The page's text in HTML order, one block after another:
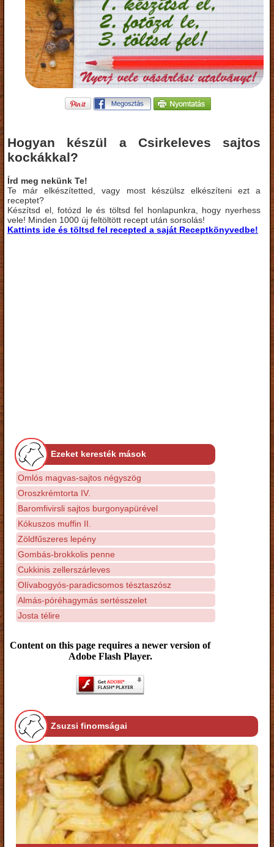
Hogyan készül a Csirkeleves sajtos
kockákkal?
Írd meg nekünk Te!
Te már elkészítetted, vagy most készülsz elkészíteni ezt a
receptet?
Készítsd el, fotózd le és töltsd fel honlapunkra, hogy nyerhess
vele! Minden 1000 új feltöltött recept után sorsolás!
Kattints ide és töltsd fel recepted a saját Receptkönyvedbe!
Ezeket keresték mások
Omlós magvas-sajtos négyszög
Oroszkrémtorta IV.
Baromfivirsli sajtos burgonyapürével
Kókuszos muffin II.
Zöldfűszeres lepény
Gombás-brokkolis penne
Cukkinis zellerszárleves
Olívabogyós-paradicsomos tésztaszósz
Almás-póréhagymás sertésszelet
Josta télire
Content on this page requires a newer version of
Adobe Flash Player.
Zsuzsi finomságai